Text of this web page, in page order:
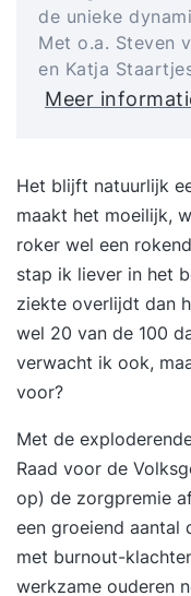
de unieke
Met o.a. Steven
en Katja
Meer
Het blijft natuurlijk
maakt het moeilijk,
roker wel een
stap ik liever in het
ziekte overlijdt dan
wel 20 van de 100
verwacht ik ook,
voor?
Met de
Raad voor de
op) de zorgpremie
een groeiend aantal
met burnout-
werkzame ouderen